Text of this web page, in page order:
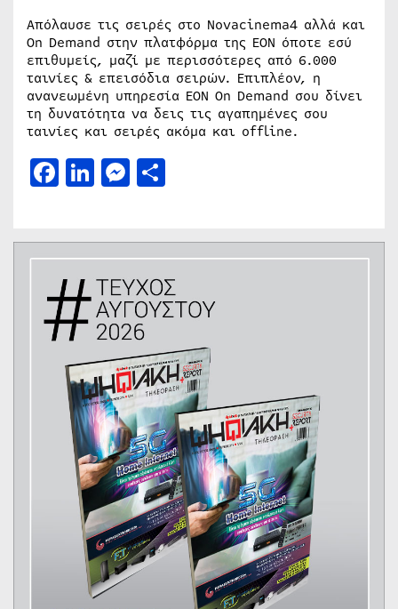
Απόλαυσε τις σειρές στο Novacinema4 αλλά και
On Demand στην πλατφόρμα της ΕΟΝ όποτε εσύ
επιθυμείς, μαζί με περισσότερες από 6.000
ταινίες & επεισόδια σειρών. Επιπλέον, η
ανανεωμένη υπηρεσία ΕΟΝ On Demand σου δίνει
τη δυνατότητα να δεις τις αγαπημένες σου
ταινίες και σειρές ακόμα και offline.
Facebook
LinkedIn
Messenger